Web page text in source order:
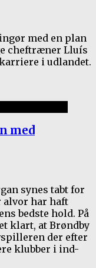
med en plan
cheftræner Lluís
i udlandet.
med
synes tabt for
alvor har haft
bedste hold. På
klart, at Brøndby
der efter
klubber i ind-